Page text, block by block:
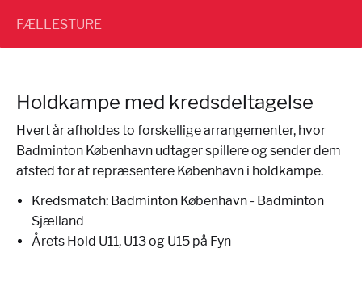
FÆLLESTURE
Holdkampe med kredsdeltagelse
Hvert år afholdes to forskellige arrangementer, hvor
Badminton København udtager spillere og sender dem
afsted for at repræsentere København i holdkampe.
Kredsmatch: Badminton København - Badminton
Sjælland
Årets Hold U11, U13 og U15 på Fyn